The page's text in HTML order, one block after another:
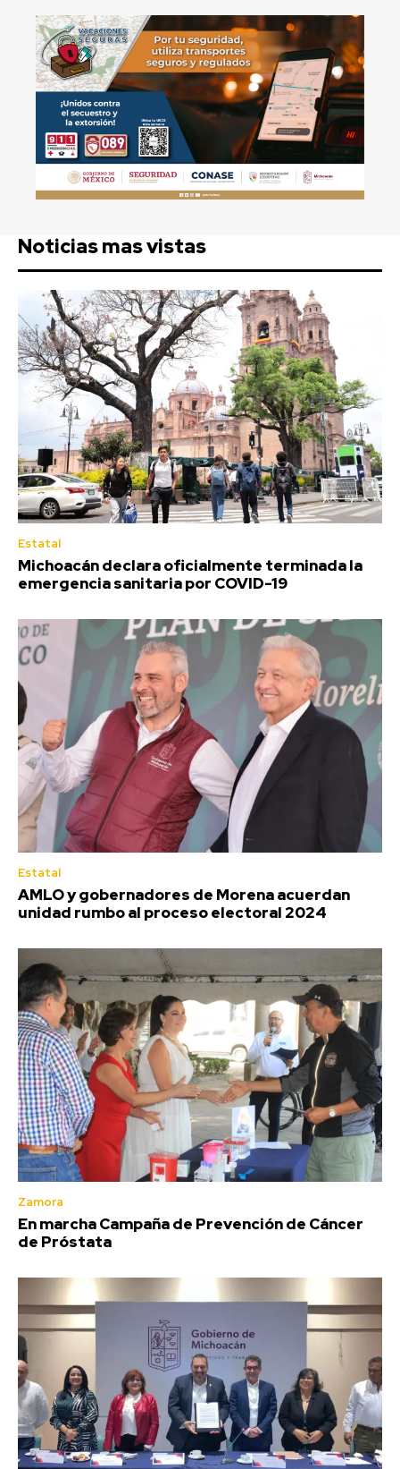
Noticias mas vistas
Estatal
Michoacán declara oficialmente terminada la
emergencia sanitaria por COVID-19
Estatal
AMLO y gobernadores de Morena acuerdan
unidad rumbo al proceso electoral 2024
Zamora
En marcha Campaña de Prevención de Cáncer
de Próstata